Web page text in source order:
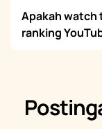
Apakah watch
ranking